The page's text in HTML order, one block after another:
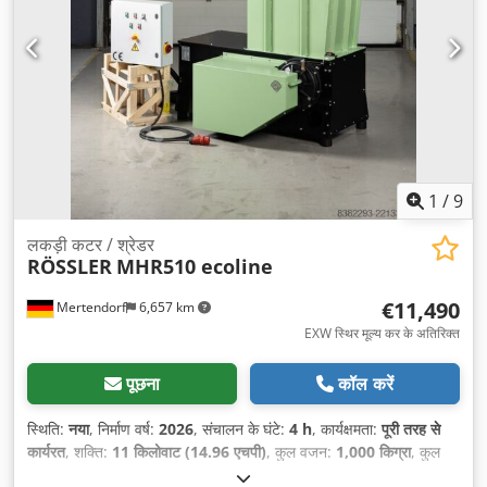
1 /9
Mertendorf 6,657 km
लकड़ी कटर / श्रेडर
RÖSSLER MHR510 ecoline
€11,490
EXW स्थिर मूल्य कर के अतिरिक्त
पूछना कॉल करें
स्थिति:नया, निर्माण वर्ष: 2026, संचालन के घंटे: 4 h, कार्यक्षमता:पूरी तरह से
कार्यरत, शक्ति: 11 किलोवाट (14.96 एचपी), कुल वजन: 1,000 किग्रा, कुल
1,100 मिमी